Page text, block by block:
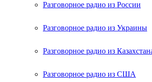
Разговорное радио из России
Разговорное радио из Украины
Разговорное радио из
Разговорное радио из США